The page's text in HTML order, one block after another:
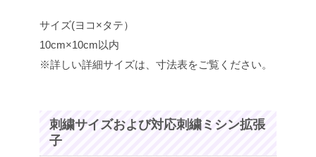
サイズ(ヨコ×タテ）
10cm×10cm以内
※詳しい詳細サイズは、寸法表をご覧ください。
刺繍サイズおよび対応刺繍ミシン拡張
子